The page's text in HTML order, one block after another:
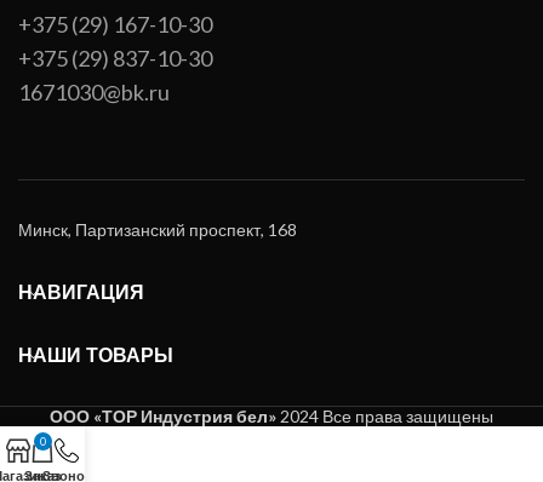
+375 (29) 167-10-30
+375 (29) 837-10-30
1671030@bk.ru
Минск, Партизанский проспект, 168
НАВИГАЦИЯ
НАШИ ТОВАРЫ
ООО «ТОР Индустрия бел» 2024 Все права защищены
0
ЗаказЗвонок